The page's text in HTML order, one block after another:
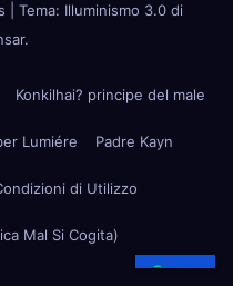
Tema: Illuminismo 3.0 di
.
Konkilhai? principe del male
Lumiére Padre Kayn
di Utilizzo
Mal Si Cogita)